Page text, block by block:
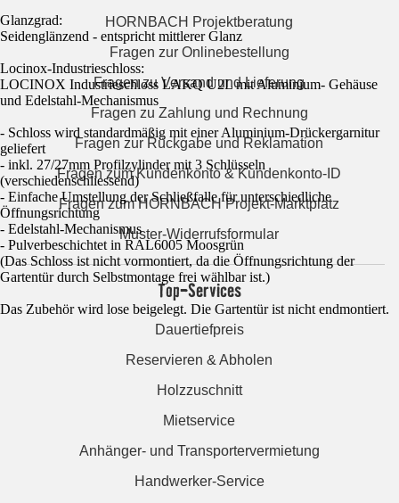
Glanzgrad:
Seidenglänzend - entspricht mittlerer Glanz
Locinox-Industrieschloss:
LOCINOX Industrieschloss LAKQ U2L mit Aluminium- Gehäuse
und Edelstahl-Mechanismus
- Schloss wird standardmäßig mit einer Aluminium-Drückergarnitur
geliefert
- inkl. 27/27mm Profilzylinder mit 3 Schlüsseln
(verschiedenschliessend)
- Einfache Umstellung der Schließfalle für unterschiedliche
Öffnungsrichtung
- Edelstahl-Mechanismus
- Pulverbeschichtet in RAL6005 Moosgrün
(Das Schloss ist nicht vormontiert, da die Öffnungsrichtung der
Gartentür durch Selbstmontage frei wählbar ist.)
Das Zubehör wird lose beigelegt. Die Gartentür ist nicht endmontiert.
HORNBACH Projektberatung
Fragen zur Onlinebestellung
Fragen zu Versand und Lieferung
Fragen zu Zahlung und Rechnung
Fragen zur Rückgabe und Reklamation
Fragen zum Kundenkonto & Kundenkonto-ID
Fragen zum HORNBACH Projekt-Marktplatz
Muster-Widerrufsformular
Top-Services
Dauertiefpreis
Reservieren & Abholen
Holzzuschnitt
Mietservice
Anhänger- und Transportervermietung
Handwerker-Service